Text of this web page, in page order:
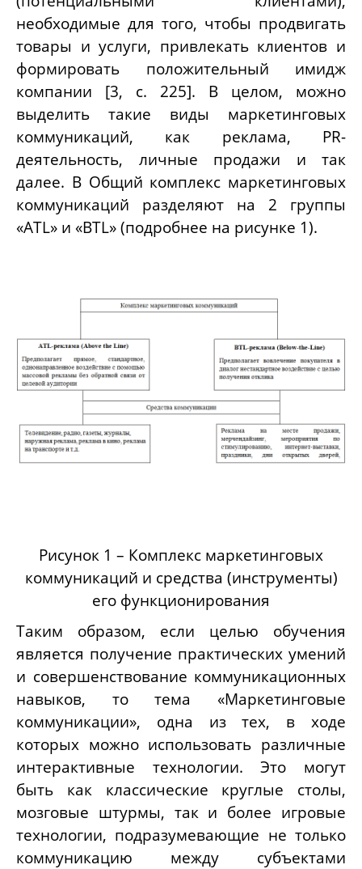
необходимые для того, чтобы продвигать
товары и услуги, привлекать клиентов и
формировать положительный имидж
компании [3, с. 225]. В целом, можно
выделить такие виды маркетинговых
коммуникаций, как реклама, PR-
деятельность, личные продажи и так
далее. В Общий комплекс маркетинговых
коммуникаций разделяют на 2 группы
«ATL» и «BTL» (подробнее на рисунке 1).
Рисунок 1 – Комплекс маркетинговых
коммуникаций и средства (инструменты)
его функционирования
Таким образом, если целью обучения
является получение практических умений
и совершенствование коммуникационных
навыков, то тема «Маркетинговые
коммуникации», одна из тех, в ходе
которых можно использовать различные
интерактивные технологии. Это могут
быть как классические круглые столы,
мозговые штурмы, так и более игровые
технологии, подразумевающие не только
коммуникацию между субъектами